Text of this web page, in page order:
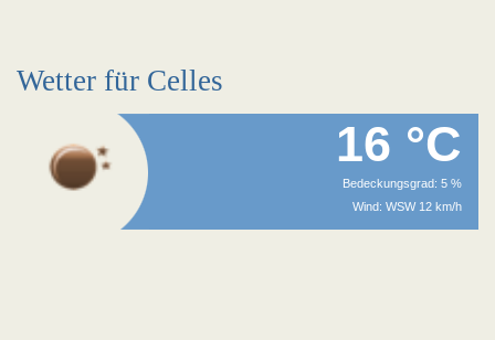
Wetter für Celles
16 °C
Bedeckungsgrad: 5 %
Wind: WSW 12 km/h